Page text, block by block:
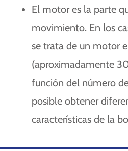
El motor es la parte
movimiento. En los
se trata de un motor
(aproximadamente
función del número
posible obtener
características de la